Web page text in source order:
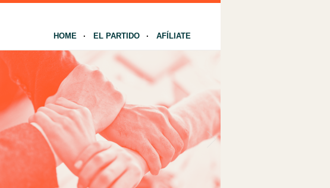
HOME EL PARTIDO AFÍLIATE